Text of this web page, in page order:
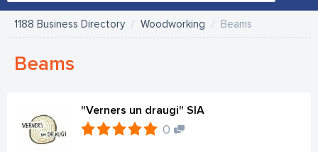
1188 Business Directory Woodworking Beams
Beams
"Verners un draugi" SIA
0